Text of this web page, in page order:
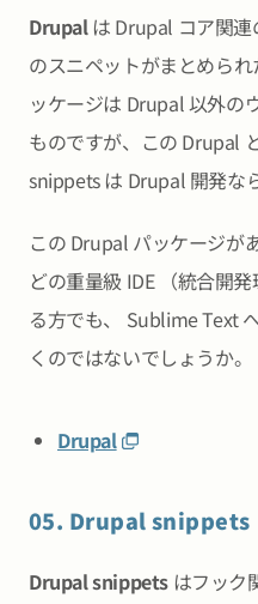
Drupalは Drupal コア関連
のスニペットがまとめら
ッケージは Drupal 以外の
ものですが、この Drupal
snippets は Drupal 開発な
この Drupal パッケージが
どの重量級 IDE （統合開
る方でも、 Sublime Text
くのではないでしょうか。
Drupal
05. Drupal snippets
Drupal snippets はフック